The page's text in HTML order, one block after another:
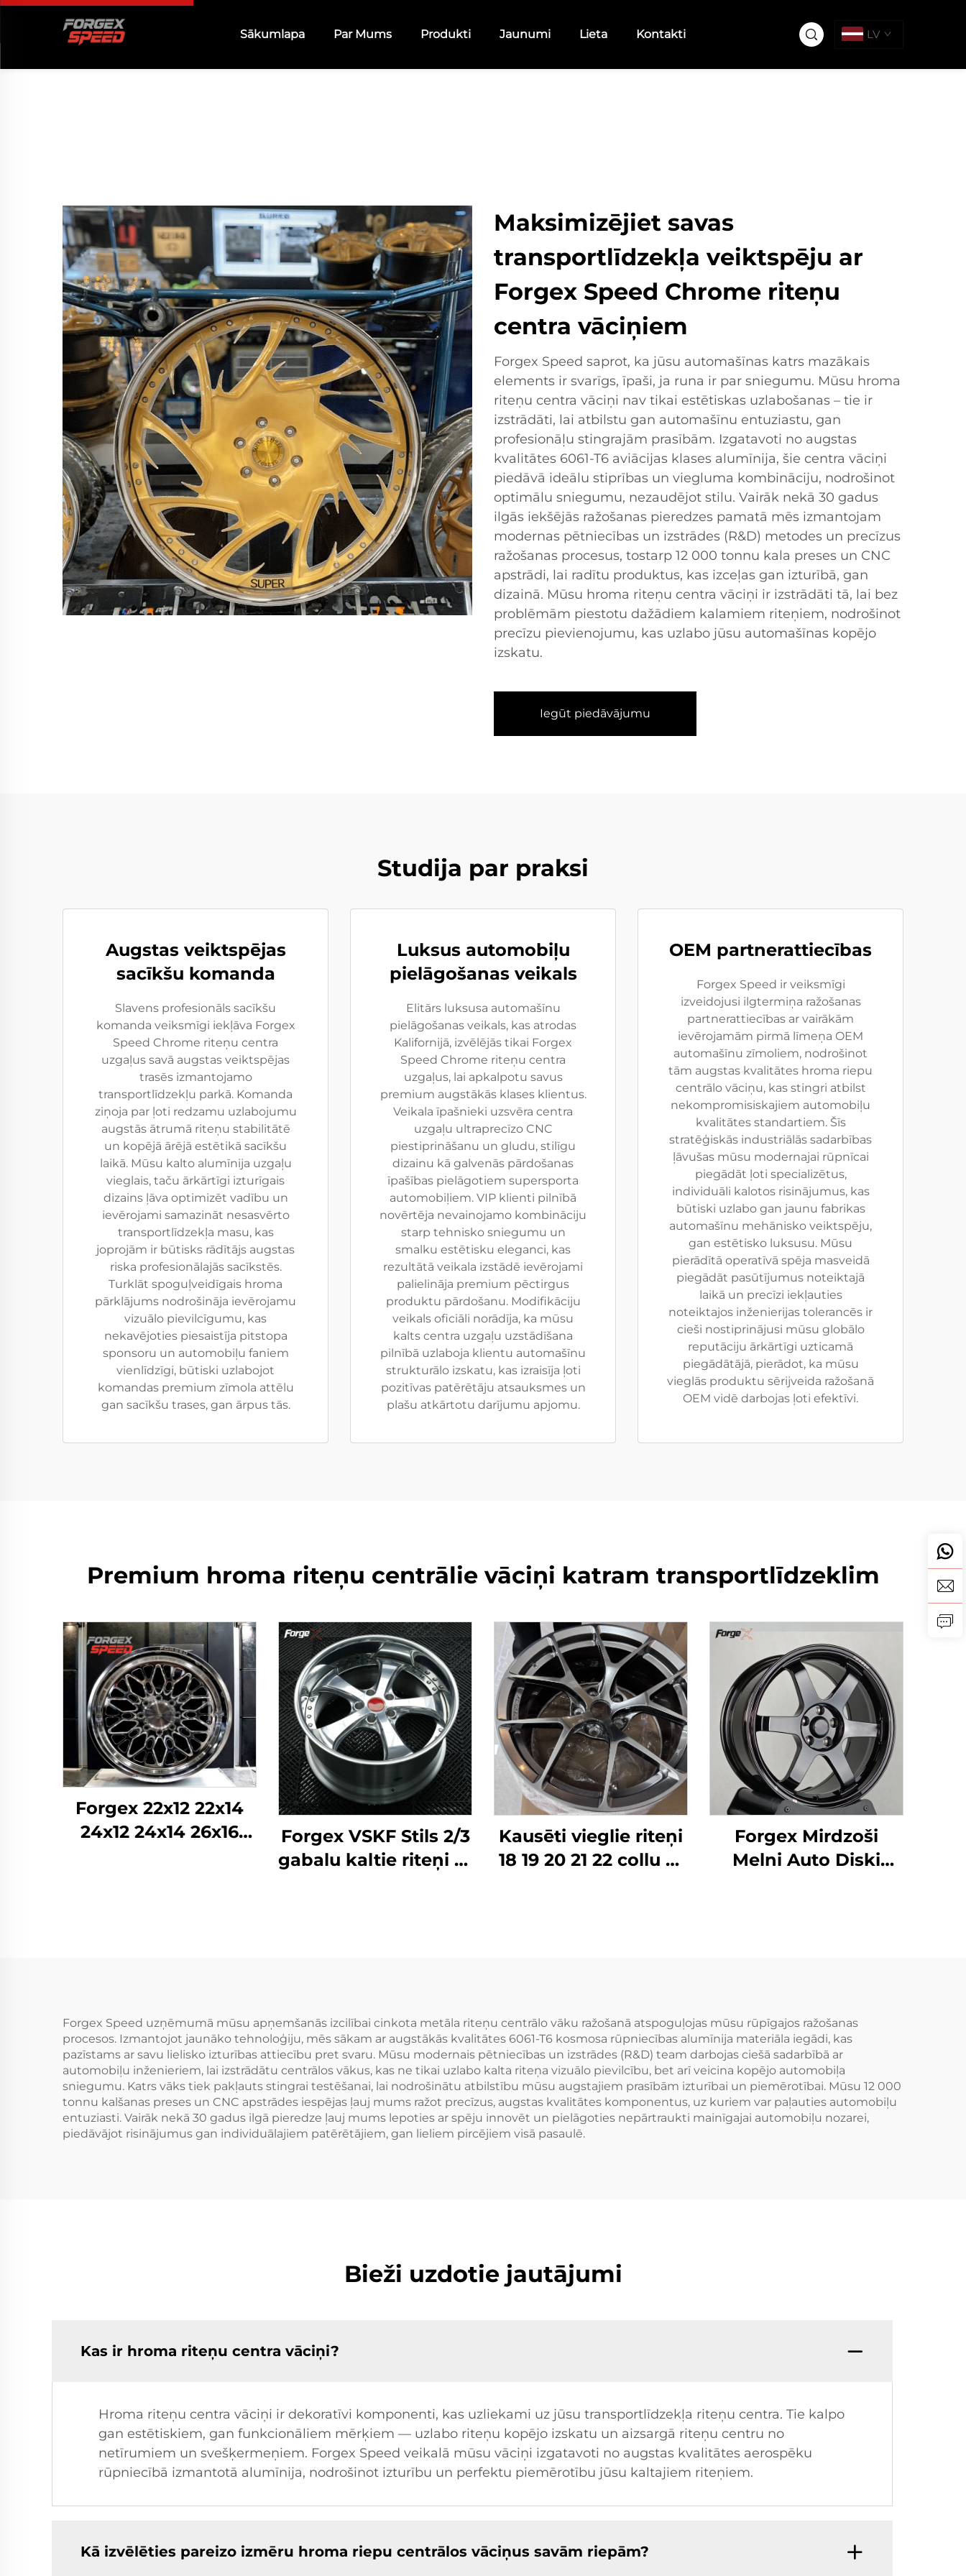
Sākumlapa Par Mums Produkti Jaunumi Lieta Kontakti LV
Maksimizējiet savas
transportlīdzekļa veiktspēju ar
Forgex Speed Chrome riteņu
centra vāciņiem
Forgex Speed saprot, ka jūsu automašīnas katrs mazākais
elements ir svarīgs, īpaši, ja runa ir par sniegumu. Mūsu hroma
riteņu centra vāciņi nav tikai estētiskas uzlabošanas – tie ir
izstrādāti, lai atbilstu gan automašīnu entuziastu, gan
profesionāļu stingrajām prasībām. Izgatavoti no augstas
kvalitātes 6061-T6 aviācijas klases alumīnija, šie centra vāciņi
piedāvā ideālu stiprības un viegluma kombināciju, nodrošinot
optimālu sniegumu, nezaudējot stilu. Vairāk nekā 30 gadus
ilgās iekšējās ražošanas pieredzes pamatā mēs izmantojam
modernas pētniecības un izstrādes (R&D) metodes un precīzus
ražošanas procesus, tostarp 12 000 tonnu kala preses un CNC
apstrādi, lai radītu produktus, kas izceļas gan izturībā, gan
dizainā. Mūsu hroma riteņu centra vāciņi ir izstrādāti tā, lai bez
problēmām piestotu dažādiem kalamiem riteņiem, nodrošinot
precīzu pievienojumu, kas uzlabo jūsu automašīnas kopējo
izskatu.
Iegūt piedāvājumu
Studija par praksi
Augstas veiktspējas
sacīkšu komanda
Slavens profesionāls sacīkšu
komanda veiksmīgi iekļāva Forgex
Speed Chrome riteņu centra
uzgaļus savā augstas veiktspējas
trasēs izmantojamo
transportlīdzekļu parkā. Komanda
ziņoja par ļoti redzamu uzlabojumu
augstās ātrumā riteņu stabilitātē
un kopējā ārējā estētikā sacīkšu
laikā. Mūsu kalto alumīnija uzgaļu
vieglais, taču ārkārtīgi izturīgais
dizains ļāva optimizēt vadību un
ievērojami samazināt nesasvērto
transportlīdzekļa masu, kas
joprojām ir būtisks rādītājs augstas
riska profesionālajās sacīkstēs.
Turklāt spoguļveidīgais hroma
pārklājums nodrošināja ievērojamu
vizuālo pievilcīgumu, kas
nekavējoties piesaistīja pitstopa
sponsoru un automobiļu faniem
vienlīdzīgi, būtiski uzlabojot
komandas premium zīmola attēlu
gan sacīkšu trases, gan ārpus tās.
Luksus automobiļu
pielāgošanas veikals
Elitārs luksusa automašīnu
pielāgošanas veikals, kas atrodas
Kalifornijā, izvēlējās tikai Forgex
Speed Chrome riteņu centra
uzgaļus, lai apkalpotu savus
premium augstākās klases klientus.
Veikala īpašnieki uzsvēra centra
uzgaļu ultraprecīzo CNC
piestiprināšanu un gludu, stilīgu
dizainu kā galvenās pārdošanas
īpašības pielāgotiem supersporta
automobiļiem. VIP klienti pilnībā
novērtēja nevainojamo kombināciju
starp tehnisko sniegumu un
smalku estētisku eleganci, kas
rezultātā veikala izstādē ievērojami
palielināja premium pēctirgus
produktu pārdošanu. Modifikāciju
veikals oficiāli norādīja, ka mūsu
kalts centra uzgaļu uzstādīšana
pilnībā uzlaboja klientu automašīnu
strukturālo izskatu, kas izraisīja ļoti
pozitīvas patērētāju atsauksmes un
plašu atkārtotu darījumu apjomu.
OEM partnerattiecības
Forgex Speed ir veiksmīgi
izveidojusi ilgtermiņa ražošanas
partnerattiecības ar vairākām
ievērojamām pirmā līmeņa OEM
automašīnu zīmoliem, nodrošinot
tām augstas kvalitātes hroma riepu
centrālo vāciņu, kas stingri atbilst
nekompromisiskajiem automobiļu
kvalitātes standartiem. Šīs
stratēģiskās industriālās sadarbības
ļāvušas mūsu modernajai rūpnīcai
piegādāt ļoti specializētus,
individuāli kalotos risinājumus, kas
būtiski uzlabo gan jaunu fabrikas
automašīnu mehānisko veiktspēju,
gan estētisko luksusu. Mūsu
pierādītā operatīvā spēja masveidā
piegādāt pasūtījumus noteiktajā
laikā un precīzi iekļauties
noteiktajos inženierijas tolerancēs ir
cieši nostiprinājusi mūsu globālo
reputāciju ārkārtīgi uzticamā
piegādātājā, pierādot, ka mūsu
vieglās produktu sērijveida ražošanā
OEM vidē darbojas ļoti efektīvi.
Premium hroma riteņu centrālie vāciņi katram transportlīdzeklim
Forgex 22x12 22x14
24x12 24x14 26x16
Forgex VSKF Stils 2/3
gabalu kaltie riteņi 18
Kausēti vieglie riteņi
18 19 20 21 22 collu ar
Forgex Mirdzoši
Melni Auto Diski
Forgex Speed uzņēmumā mūsu apņemšanās izcilībai cinkota metāla riteņu centrālo vāku ražošanā atspoguļojas mūsu rūpīgajos ražošanas
procesos. Izmantojot jaunāko tehnoloģiju, mēs sākam ar augstākās kvalitātes 6061-T6 kosmosa rūpniecības alumīnija materiāla iegādi, kas
pazīstams ar savu lielisko izturības attiecību pret svaru. Mūsu modernais pētniecības un izstrādes (R&D) team darbojas ciešā sadarbībā ar
automobiļu inženieriem, lai izstrādātu centrālos vākus, kas ne tikai uzlabo kalta riteņa vizuālo pievilcību, bet arī veicina kopējo automobiļa
sniegumu. Katrs vāks tiek pakļauts stingrai testēšanai, lai nodrošinātu atbilstību mūsu augstajiem prasībām izturībai un piemērotībai. Mūsu 12 000
tonnu kalšanas preses un CNC apstrādes iespējas ļauj mums ražot precīzus, augstas kvalitātes komponentus, uz kuriem var paļauties automobiļu
entuziasti. Vairāk nekā 30 gadus ilgā pieredze ļauj mums lepoties ar spēju innovēt un pielāgoties nepārtraukti mainīgajai automobiļu nozarei,
piedāvājot risinājumus gan individuālajiem patērētājiem, gan lieliem pircējiem visā pasaulē.
Bieži uzdotie jautājumi
Kas ir hroma riteņu centra vāciņi?
Hroma riteņu centra vāciņi ir dekoratīvi komponenti, kas uzliekami uz jūsu transportlīdzekļa riteņu centra. Tie kalpo
gan estētiskiem, gan funkcionāliem mērķiem — uzlabo riteņu kopējo izskatu un aizsargā riteņu centru no
netīrumiem un svešķermeņiem. Forgex Speed veikalā mūsu vāciņi izgatavoti no augstas kvalitātes aerospēku
rūpniecībā izmantotā alumīnija, nodrošinot izturību un perfektu piemērotību jūsu kaltajiem riteņiem.
Kā izvēlēties pareizo izmēru hroma riepu centrālos vāciņus savām riepām?